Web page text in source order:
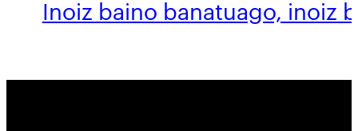
Inoiz baino banatuago, inoiz